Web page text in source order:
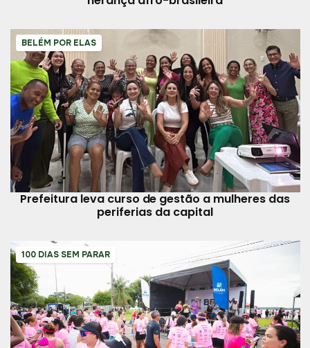
BELÉM POR ELAS
Prefeitura leva curso de gestão a mulheres das
periferias da capital
100 DIAS SEM PARAR